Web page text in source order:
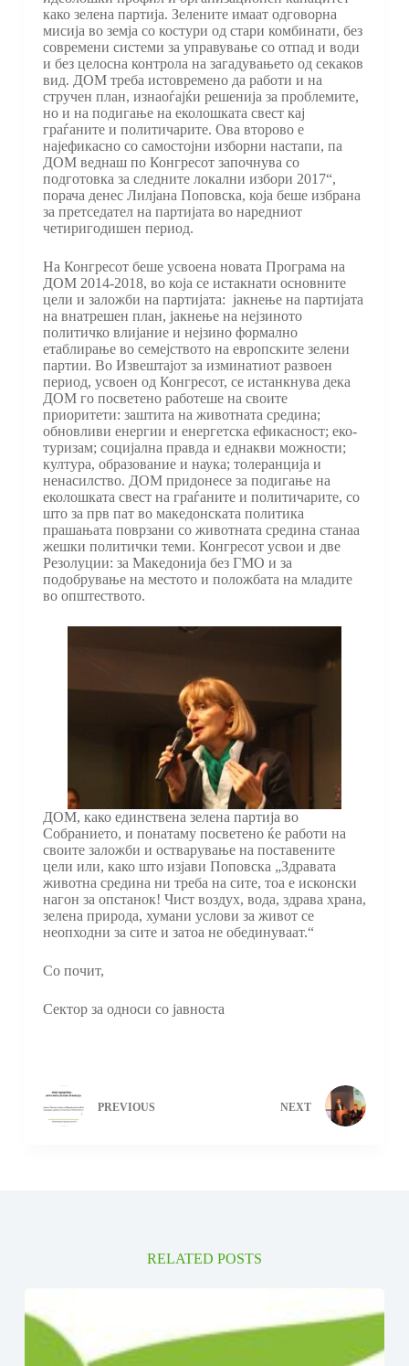
како зелена партија. Зелените имаат одговорна
мисија во земја со костури од стари комбинати, без
современи системи за управување со отпад и води
и без целосна контрола на загадувањето од секаков
вид. ДОМ треба истовремено да работи и на
стручен план, изнаоѓајќи решенија за проблемите,
но и на подигање на еколошката свест кај
граѓаните и политичарите. Ова второво е
најефикасно со самостојни изборни настапи, па
ДОМ веднаш по Конгресот започнува со
подготовка за следните локални избори 2017“,
порача денес Лилјана Поповска, која беше избрана
за претседател на партијата во наредниот
четиригодишен период.
На Конгресот беше усвоена новата Програма на
ДОМ 2014-2018, во која се истакнати основните
цели и заложби на партијата: јакнење на партијата
на внатрешен план, јакнење на нејзиното
политичко влијание и нејзино формално
етаблирање во семејството на европските зелени
партии. Во Извештајот за изминатиот развоен
период, усвоен од Конгресот, се истанкнува дека
ДОМ го посветено работеше на своите
приоритети: заштита на животната средина;
обновливи енергии и енергетска ефикасност; еко-
туризам; социјална правда и еднакви можности;
култура, образование и наука; толеранција и
ненасилство. ДОМ придонесе за подигање на
еколошката свест на граѓаните и политичарите, со
што за прв пат во македонската политика
прашањата поврзани со животната средина станаа
жешки политички теми. Конгресот усвои и две
Резолуции: за Македонија без ГМО и за
подобрување на местото и положбата на младите
во општеството.
ДОМ, како единствена зелена партија во
Собранието, и понатаму посветено ќе работи на
своите заложби и остварување на поставените
цели или, како што изјави Поповска „Здравата
животна средина ни треба на сите, тоа е исконски
нагон за опстанок! Чист воздух, вода, здрава храна,
зелена природа, хумани услови за живот се
неопходни за сите и затоа не обединуваат.“
Со почит,
Сектор за односи со јавноста
PREVIOUS NEXT
RELATED POSTS